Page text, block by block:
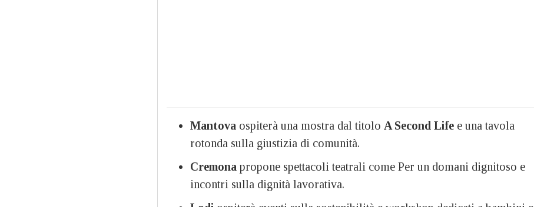
Mantova ospiterà una mostra dal titolo A Second Life e una tavola
rotonda sulla giustizia di comunità.
Cremona propone spettacoli teatrali come Per un domani dignitoso e
incontri sulla dignità lavorativa.